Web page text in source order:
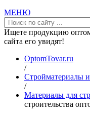
МЕНЮ
Ищете продукцию
сайта его увидят!
OptomTovar.ru
/
Стройматериалы
/
Материалы для
строительства